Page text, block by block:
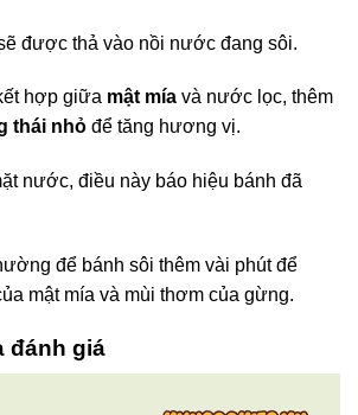
được thả vào nồi nước đang sôi.
hợp giữa mật mía và nước lọc, thêm
thái nhỏ để tăng hương vị.
nước, điều này báo hiệu bánh đã
để bánh sôi thêm vài phút để
mật mía và mùi thơm của gừng.
đánh giá